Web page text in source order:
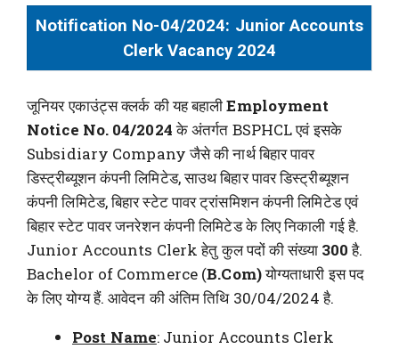
Notification No-04/2024: Junior Accounts
Clerk Vacancy 2024
जूनियर एकाउंट्स क्लर्क की यह बहालीEmployment
Notice No. 04/2024के अंतर्गत BSPHCL एवं इसके
Subsidiary Company जैसे की नार्थ बिहार पावर
डिस्ट्रीब्यूशन कंपनी लिमिटेड, साउथ बिहार पावर डिस्ट्रीब्यूशन
कंपनी लिमिटेड, बिहार स्टेट पावर ट्रांसमिशन कंपनी लिमिटेड एवं
बिहार स्टेट पावर जनरेशन कंपनी लिमिटेड के लिए निकाली गई है.
Junior Accounts Clerk हेतु कुल पदों की संख्या 300है.
Bachelor of Commerce (B.Com)योग्यताधारी इस पद
के लिए योग्य हैं. आवेदन की अंतिम तिथि 30/04/2024 है.
Post Name: Junior Accounts Clerk